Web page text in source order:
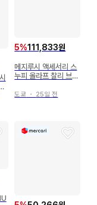
5%111,833원
메지루시 액세서리 스
누피 올라프 찰리 브라
도쿄 ・ 25일 전